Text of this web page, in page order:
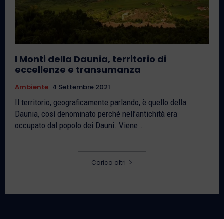
I Monti della Daunia, territorio di
eccellenze e transumanza
Ambiente 4 Settembre 2021
Il territorio, geograficamente parlando, è quello della
Daunia, così denominato perché nell’antichità era
occupato dal popolo dei Dauni. Viene...
Carica altri